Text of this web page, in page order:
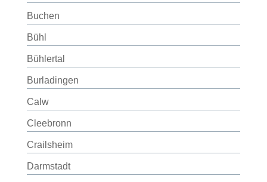
Buchen
Bühl
Bühlertal
Burladingen
Calw
Cleebronn
Crailsheim
Darmstadt